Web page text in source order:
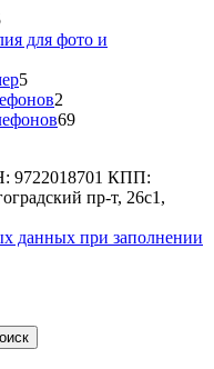
235
товаров
для фото и
55
товаров
2
товара
6969
КПП:
пр-т, 26с1,
данных при заполнении